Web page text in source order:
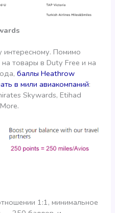
Помимо
товары в Duty Free и на
баллы Heathrow
в мили авиакомпаний:
Skywards, Etihad
1:1, минимальное